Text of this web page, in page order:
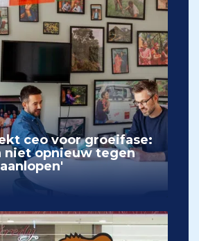
ceo voor groeifase:
niet opnieuw tegen